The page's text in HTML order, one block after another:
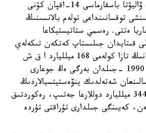
قىتايدىڭ مەملەكەتتىك ۆاليۋتا باسقارماسى 14-اقپان كۇنى
توقسانىنداعى تولەم بالانسىنىڭ
ەتتى. رەسمي ستاتيستيكاعا
2024 -جىلى قىتايدان جىلىستاپ كەتكەن تىكەلەي
شەتەلدىك ينۆەستيتسيانىڭ تازا كولەمى 168 ميلليارد ا ق ش
دوللارىن قۇراعان، بۇل 1990 -جىلدان بەرگى ەڭ جوعارى
شەتەلدىك ينۆەستيتسيالاردىڭ
كولەمى 2021 -جىلى 344 ميلليارد دوللارعا جەتىپ، رەكوردتىق
كەيىنگى جىلدارى تۇراقتى تۇردە